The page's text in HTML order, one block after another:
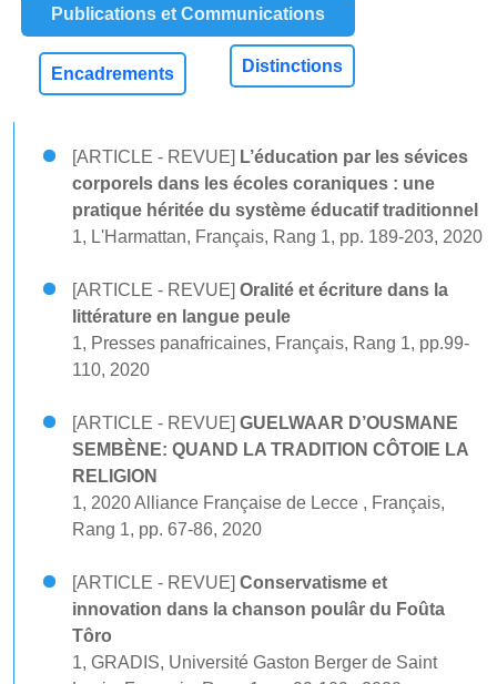
Publications et Communications
Encadrements Distinctions
[ARTICLE - REVUE] L’éducation par les sévices
corporels dans les écoles coraniques : une
pratique héritée du système éducatif traditionnel
1, L'Harmattan, Français, Rang 1, pp. 189-203, 2020
[ARTICLE - REVUE] Oralité et écriture dans la
littérature en langue peule
1, Presses panafricaines, Français, Rang 1, pp.99-
110, 2020
[ARTICLE - REVUE] GUELWAAR D’OUSMANE
SEMBÈNE: QUAND LA TRADITION CÔTOIE LA
RELIGION
1, 2020 Alliance Française de Lecce , Français,
Rang 1, pp. 67-86, 2020
[ARTICLE - REVUE] Conservatisme et
innovation dans la chanson poulâr du Foûta
Tôro
1, GRADIS, Université Gaston Berger de Saint